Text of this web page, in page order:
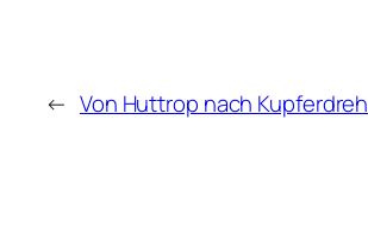
← Von Huttrop nach Kupferdreh